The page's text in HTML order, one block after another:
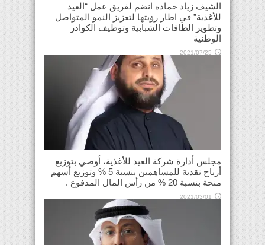
الشيف زياد حماده انضم لفريق عمل “العيد
للأغذية” في اطار رؤيتها لتعزيز النمو المتواصل
وتطوير الطاقات الشبابية وتوظيف الكوادر
الوطنية
2021/07/25
مجلس أدارة شركة العيد للأغذية، أوصي بتوزيع
أرباح نقدية للمساهمين بنسبة 5 % وتوزيع أسهم
منحة بنسبة 20 % من رأس المال المدفوع .
2021/03/01